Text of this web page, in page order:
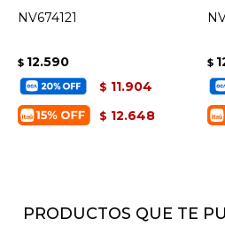
NV674121
$ 12.590
$ 11.904
$ 12.648
$
PRODUCTOS QUE TE